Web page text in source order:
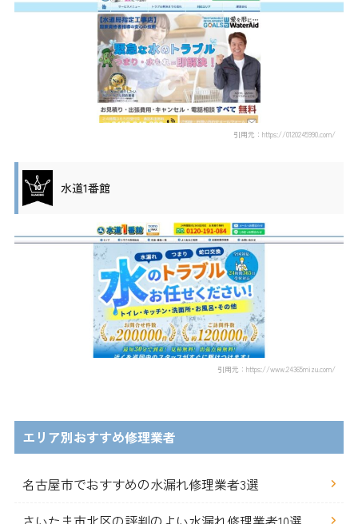
引用元：https://0120245990.com/
水道1番館
引用元：https://www.24365mizu.com/
エリア別おすすめ修理業者
名古屋市でおすすめの水漏れ修理業者3選